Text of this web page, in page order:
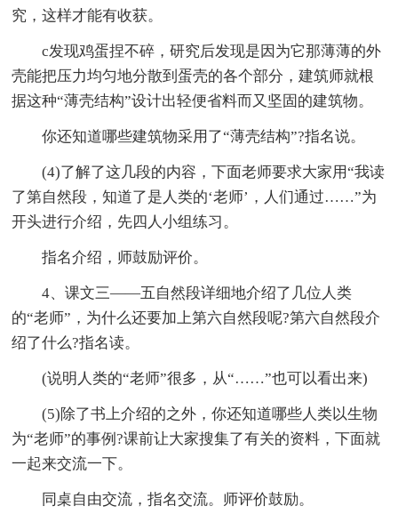
究，这样才能有收获。
c发现鸡蛋捏不碎，研究后发现是因为它那薄薄的外
壳能把压力均匀地分散到蛋壳的各个部分，建筑师就根
据这种“薄壳结构”设计出轻便省料而又坚固的建筑物。
你还知道哪些建筑物采用了“薄壳结构”?指名说。
(4)了解了这几段的内容，下面老师要求大家用“我读
了第自然段，知道了是人类的‘老师’，人们通过……”为
开头进行介绍，先四人小组练习。
指名介绍，师鼓励评价。
4、课文三——五自然段详细地介绍了几位人类
的“老师”，为什么还要加上第六自然段呢?第六自然段介
绍了什么?指名读。
(说明人类的“老师”很多，从“……”也可以看出来)
(5)除了书上介绍的之外，你还知道哪些人类以生物
为“老师”的事例?课前让大家搜集了有关的资料，下面就
一起来交流一下。
同桌自由交流，指名交流。师评价鼓励。